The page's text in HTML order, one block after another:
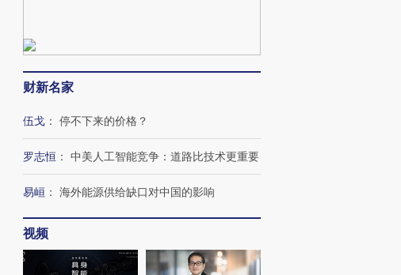
财新名家
伍戈 ： 停不下来的价格？
罗志恒 ： 中美人工智能竞争：道路比技术更重要
易峘 ： 海外能源供给缺口对中国的影响
视频